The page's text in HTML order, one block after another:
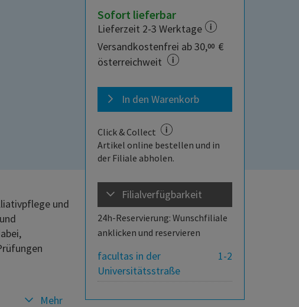
Sofort lieferbar
Lieferzeit 2-3 Werktage
Versandkostenfrei ab 30,00 €
österreichweit
In den Warenkorb
Click & Collect
Artikel online bestellen und in
der Filiale abholen.
Filialverfügbarkeit
24h-Reservierung: Wunschfiliale
anklicken und reservieren
1-2
facultas in der
Universitätsstraße
und
Mehr